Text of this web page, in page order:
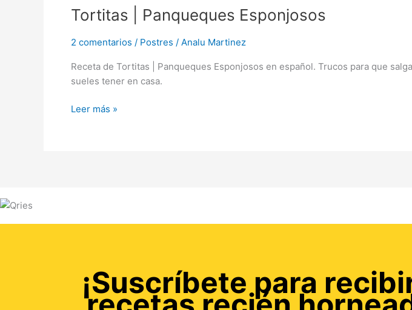
Tortitas | Panqueques Esponjosos
2 comentarios / Postres / Analu Martinez
Receta de Tortitas | Panqueques Esponjosos en español. Trucos para que
sueles tener en casa.
Panqueques
Leer más »
¡Suscríbete para